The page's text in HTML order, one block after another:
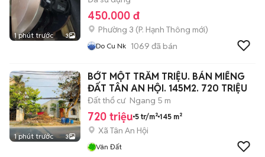
1 phút trước 3
450.000 đ
Phường 3 (P. Hạnh Thông mới)
Do Cu Nk 1069 đã bán
1 phút trước 3
BỚT MỘT TRĂM TRIỆU. BÁN MIẾNG
ĐẤT TÂN AN HỘI. 145M2. 720 TRIỆU
Đất thổ cư Ngang 5 m
720 triệu 5 tr/m² 145 m²
Xã Tân An Hội
Vân Đất